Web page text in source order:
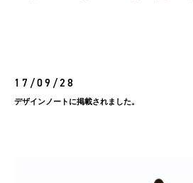
17/09/28
デザインノートに掲載されました。